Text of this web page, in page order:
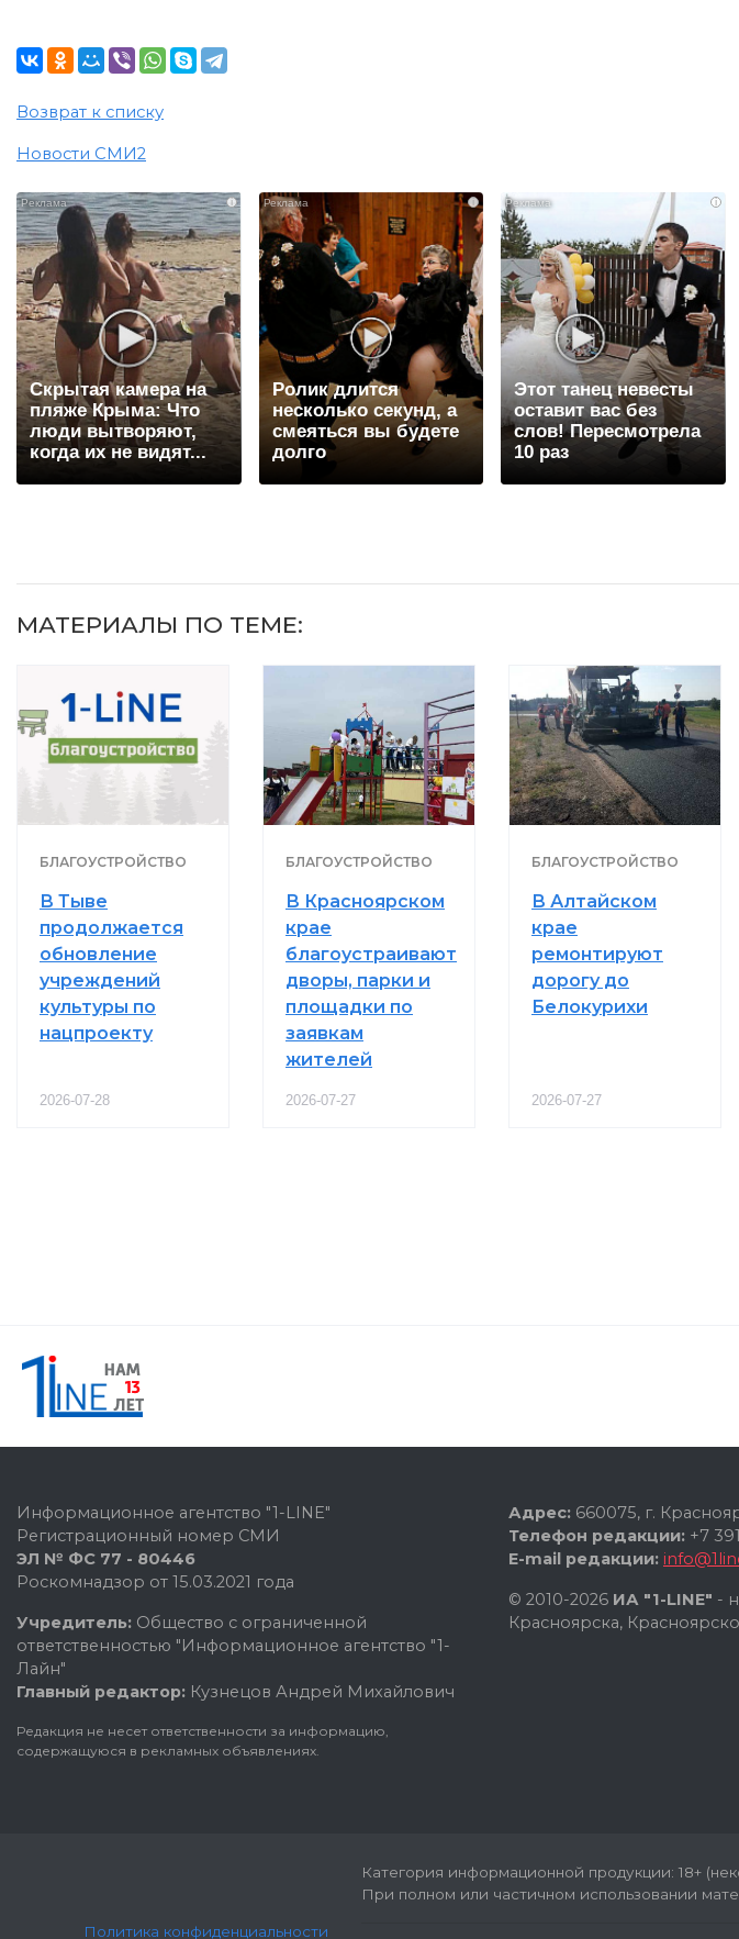
Возврат к списку
Новости СМИ2
i
Скрытая камера на
пляже Крыма: Что
люди вытворяют,
когда их не видят...
i
Ролик длится
несколько секунд, а
смеяться вы будете
долго
i
Этот танец невесты
оставит вас без
слов! Пересмотрела
10 раз
МАТЕРИАЛЫ ПО ТЕМЕ:
БЛАГОУСТРОЙСТВО
В Тыве
продолжается
обновление
учреждений
культуры по
нацпроекту
2026-07-28
БЛАГОУСТРОЙСТВО
В Красноярском
крае
благоустраивают
дворы, парки и
площадки по
заявкам
жителей
2026-07-27
БЛАГОУСТРОЙСТВО
В Алтайском
крае
ремонтируют
дорогу до
Белокурихи
2026-07-27
Информационное агентство "1-LINE"
Регистрационный номер СМИ
ЭЛ № ФС 77 - 80446
Роскомнадзор от 15.03.2021 года
Учредитель: Общество с ограниченной
ответственностью "Информационное агентство "1-
Лайн"
Главный редактор: Кузнецов Андрей Михайлович
Редакция не несет ответственности за информацию,
содержащуюся в рекламных объявлениях.
Адрес: 660075, г.
Телефон редакции: +7
E-mail редакции:
© 2010-2026 ИА "1-LINE" -
Красноярска,
Политика конфиденциальности
Категория информационной продукции: 18+
При полном или частичном использовании